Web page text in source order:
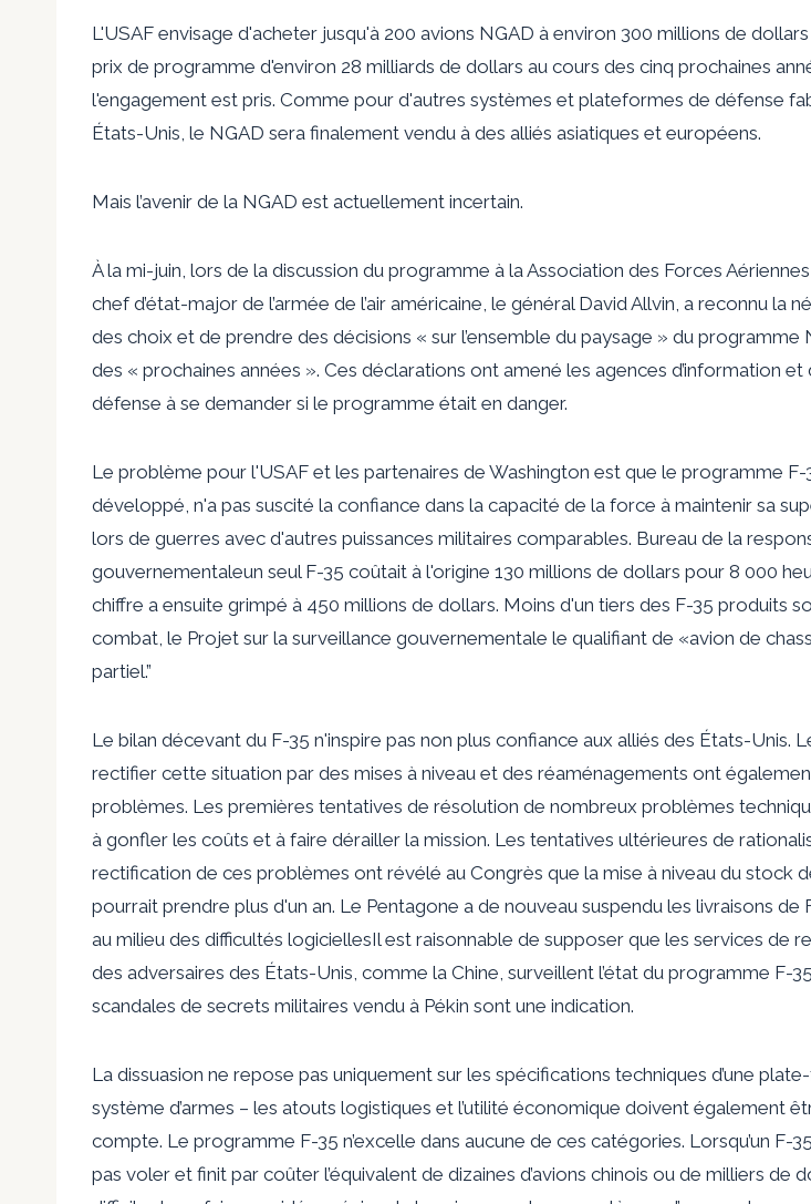
L'USAF envisage d'acheter jusqu'à 200 avions NGAD à environ 300 millions de
prix de programme d'environ 28 milliards de dollars au cours des cinq prochaines
l'engagement est pris. Comme pour d'autres systèmes et plateformes de défense
États-Unis, le NGAD sera finalement vendu à des alliés asiatiques et européens.
Mais l’avenir de la NGAD est actuellement incertain.
À la mi-juin, lors de la discussion du programme à laAssociation des Forces
chef d’état-major de l’armée de l’air américaine, le général David Allvin, a reconnu la
des choix et de prendre des décisions « sur l’ensemble du paysage » du programme
des « prochaines années ». Ces déclarations ont amené les agences d’information et
défense à se demander si le programme était en danger.
Le problème pour l'USAF et les partenaires de Washington est que le programme F-
développé, n'a pas suscité la confiance dans la capacité de la force à maintenir sa
lors de guerres avec d'autres puissances militaires comparables. Bureau de la
gouvernementaleun seul F-35 coûtait à l'origine 130 millions de dollars pour 8 000
chiffre a ensuite grimpé à 450 millions de dollars. Moins d'un tiers des F-35 produits
combat, le Projet sur la surveillance gouvernementale le qualifiant de «avion de
partiel.”
Le bilan décevant du F-35 n'inspire pas non plus confiance aux alliés des États-Unis.
rectifier cette situation par des mises à niveau et des réaménagements ont
problèmes. Les premières tentatives de résolution de nombreux problèmes
à gonfler les coûts et à faire dérailler la mission. Les tentatives ultérieures de
rectification de ces problèmes ont révélé au Congrès que la mise à niveau du stock
pourrait prendre plus d'un an. Le Pentagone a de nouveau suspendu les livraisons de
au milieu des difficultés logiciellesIl est raisonnable de supposer que les services de
des adversaires des États-Unis, comme la Chine, surveillent l’état du programme F-
scandales de secrets militaires vendu à Pékin sont une indication.
La dissuasion ne repose pas uniquement sur les spécifications techniques d’une
système d’armes – les atouts logistiques et l’utilité économique doivent également
compte. Le programme F-35 n’excelle dans aucune de ces catégories. Lorsqu’un F-
pas voler et finit par coûter l’équivalent de dizaines d’avions chinois ou de milliers de